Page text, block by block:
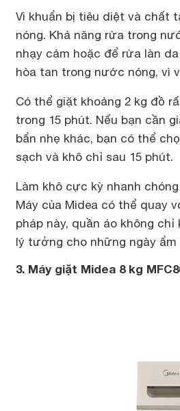
Vi khuẩn bị tiêu diệt và chất
nóng. Khả năng rửa trong
nhạy cảm hoặc để rửa làn
hòa tan trong nước nóng, vì
Có thể giặt khoảng 2 kg đồ
trong 15 phút. Nếu bạn cần
bẩn nhẹ khác, bạn có thể
sạch và khô chỉ sau 15 phút.
Làm khô cực kỳ nhanh
Máy của Midea có thể quay
pháp này, quần áo không
lý tưởng cho những ngày
3. Máy giặt Midea 8 kg